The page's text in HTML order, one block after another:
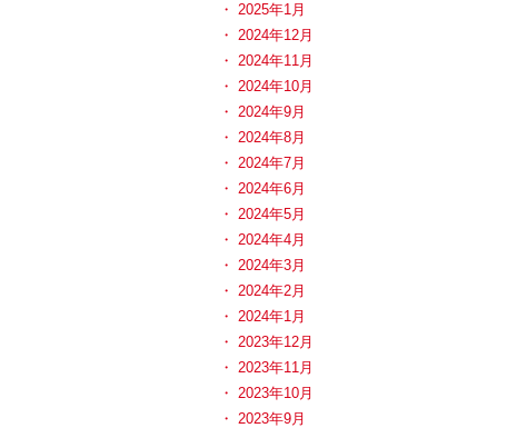
2025年1月
2024年12月
2024年11月
2024年10月
2024年9月
2024年8月
2024年7月
2024年6月
2024年5月
2024年4月
2024年3月
2024年2月
2024年1月
2023年12月
2023年11月
2023年10月
2023年9月